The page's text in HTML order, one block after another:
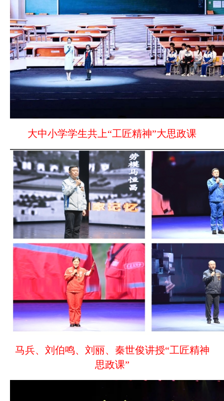
大中小学学生共上“工匠精神”大思政课
马兵、刘伯鸣、刘丽、秦世俊讲授“工匠精神
思政课”